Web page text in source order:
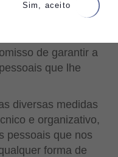
& Cookies
de garantir a
que lhe
diversas medidas
e organizativo,
pessoais que nos
forma de
Sim, aceito